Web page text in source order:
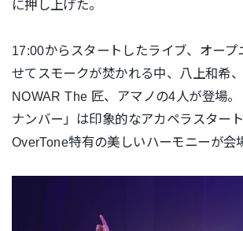
に押し上げた。
17:00からスタートしたライブ、 オープ
せてスモークが焚かれる中、八上和希
NOWAR The 匠、アマノの4人が登場
ナンバー」
は印象的なアカペラスター
OverTone特有の美しいハーモニーが会